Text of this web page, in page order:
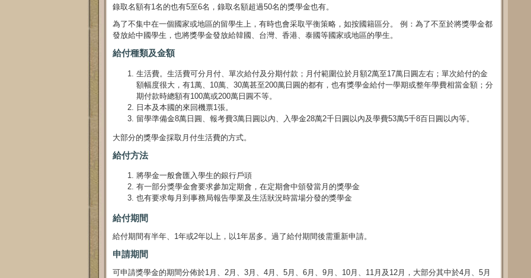
錄取名額有1名的也有5至6名，錄取名額超過50名的獎學金也有。
為了不集中在一個國家或地區的留學生上，有時也會采取平衡策略，如按國籍區分。 例：為了不至於將獎學金都
發放給中國學生，也將獎學金發放給韓國、台灣、香港、泰國等國家或地區的學生。
給付種類及金額
生活費。生活費可分月付、單次給付及分期付款；月付範圍位於月額2萬至17萬日圓左右；單次給付的金
額幅度很大，有1萬、10萬、30萬甚至200萬日圓的都有，也有獎學金給付一學期或整年學費相當金額；分
期付款時總額有100萬或200萬日圓不等。
日本及本國的來回機票1張。
留學準備金8萬日圓、報考費3萬日圓以內、入學金28萬2千日圓以內及學費53萬5千8百日圓以內等。
大部分的獎學金採取月付生活費的方式。
給付方法
將學金一般會匯入學生的銀行戶頭
有一部分獎學金會要求參加定期會，在定期會中頒發當月的獎學金
也有要求每月到事務局報告學業及生活狀況時當場分發的獎學金
給付期間
給付期間有半年、1年或2年以上，以1年居多。過了給付期間後需重新申請。
申請期間
可申請獎學金的期間分佈於1月、2月、3月、4月、5月、6月、9月、10月、11月及12月，大部分其中於4月、5月